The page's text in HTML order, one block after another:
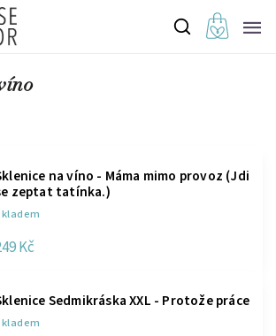
na víno - Máma mimo provoz (Jdi
zeptat tatínka.)
Kč
Sedmikráska XXL - Protože práce